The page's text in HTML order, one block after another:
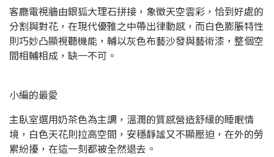
客廳電視牆由銀狐大理石拼接，象徵天空雲彩，恰到好處的
分割與對花，在現代優雅之中帶出律動感，而白色膨脹特性
則巧妙凸顯視聽機能，輔以灰色布藝沙發與藝術漆，整個空
間相輔相成，缺一不可。
小編的最愛
主臥室選用奶茶色為主調，溫潤的質感營造舒緩的睡眠情
境，白色天花則拉高空間，安穩靜謐又不顯壓迫，在外的勞
累紛擾，在這一刻都被全然退去。